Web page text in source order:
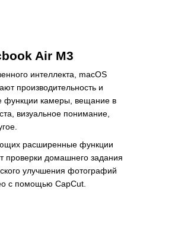
Air M3
интеллекта, macOS
производительность и
функции камеры, вещание в
визуальное понимание,
расширенные функции
проверки домашнего задания
улучшения фотографий
с помощью CapCut.